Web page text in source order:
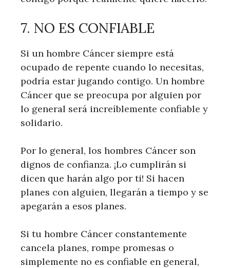
7. NO ES CONFIABLE
Si un hombre Cáncer siempre está
ocupado de repente cuando lo necesitas,
podría estar jugando contigo. Un hombre
Cáncer que se preocupa por alguien por
lo general será increíblemente confiable y
solidario.
Por lo general, los hombres Cáncer son
dignos de confianza. ¡Lo cumplirán si
dicen que harán algo por ti! Si hacen
planes con alguien, llegarán a tiempo y se
apegarán a esos planes.
Si tu hombre Cáncer constantemente
cancela planes, rompe promesas o
simplemente no es confiable en general,